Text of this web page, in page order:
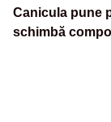
Canicula pune
schimbă